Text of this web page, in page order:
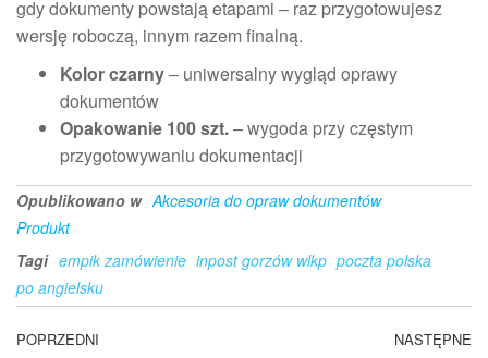
gdy dokumenty powstają etapami – raz przygotowujesz
wersję roboczą, innym razem finalną.
Kolor czarny– uniwersalny wygląd oprawy
dokumentów
Opakowanie 100 szt.– wygoda przy częstym
przygotowywaniu dokumentacji
Opublikowano w Akcesoria do opraw dokumentów
Produkt
Tagi empik zamówienie inpost gorzów wlkp poczta polska
po angielsku
Nawigacja
Poprzedni
POPRZEDNI NASTĘPNE